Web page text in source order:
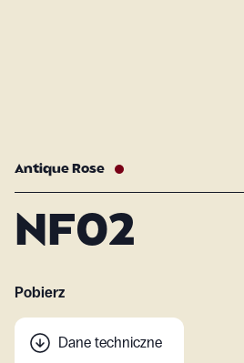
Antique Rose
NF02
Pobierz
Dane techniczne